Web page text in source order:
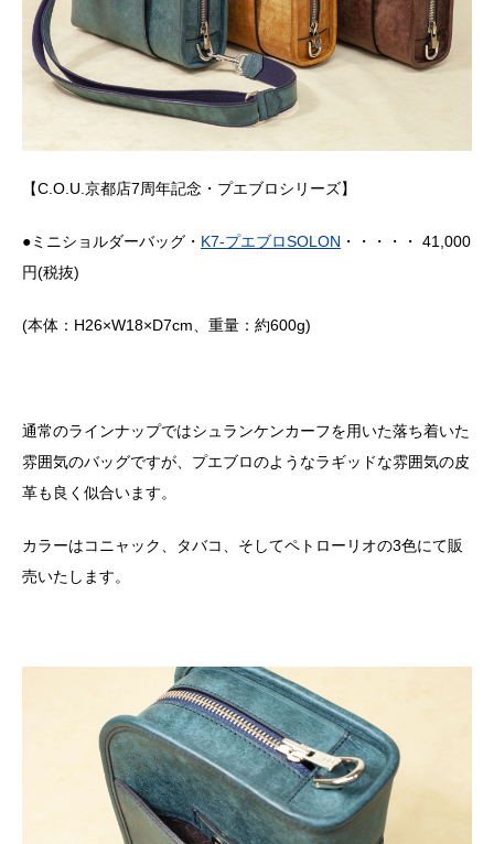
【C.O.U.京都店7周年記念・プエブロシリーズ】
●ミニショルダーバッグ・ K7-プエブロSOLON ・・・・・ 41,000
円(税抜)
(本体：H26×W18×D7cm、重量：約600g)
通常のラインナップではシュランケンカーフを用いた落ち着いた
雰囲気のバッグですが、プエブロのようなラギッドな雰囲気の皮
革も良く似合います。
カラーはコニャック、タバコ、そしてペトローリオの3色にて販
売いたします。